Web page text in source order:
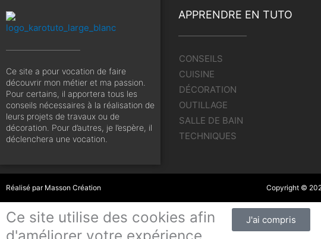
Ce site a pour vocation de faire
découvrir mon métier et ma passion.
Pour certains, il apportera tous les
conseils nécessaires à la réalisation de
leurs projets de travaux ou de
décoration. Pour d’autres, je l’espère, il
déclenchera une vocation.
APPRENDRE EN TUTO
CONSEILS
CUISINE
DÉCORATION
OUTILLAGE
SALLE DE BAIN
TECHNIQUES
Réalisé par Masson Création Copyright ©
Ce site utilise des cookies afin
d'améliorer votre expérience
J'ai compris